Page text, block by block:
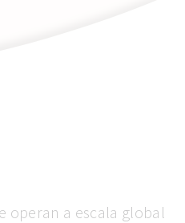
operan a escala global